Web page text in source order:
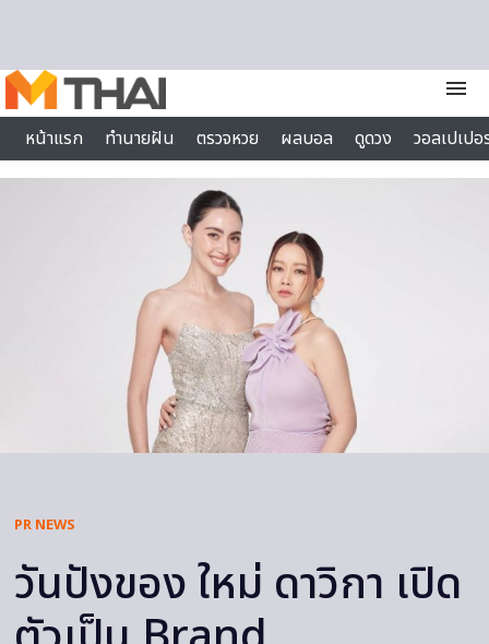
menu
หน้าแรก
ทำนายฝัน ตรวจหวย ผลบอล ดูดวง
วอลเปเป
ไลฟ์สไตล์
PR NEWS
วันปังของ ใหม่ ดาวิกา เปิด